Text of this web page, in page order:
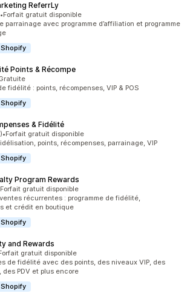
ReferrLy
5
total
•Forfait gratuit disponible
parrainage avec programme d’affiliation et programme
Points & Récompe
5
fidélité : points, récompenses, VIP & POS
& Fidélité
5
total
•Forfait gratuit disponible
points, récompenses, parrainage, VIP
Program Rewards
5
Forfait gratuit disponible
récurrentes : programme de fidélité,
et crédit en boutique
and Rewards
5
gratuit disponible
de fidélité avec des points, des niveaux VIP, des
des PDV et plus encore